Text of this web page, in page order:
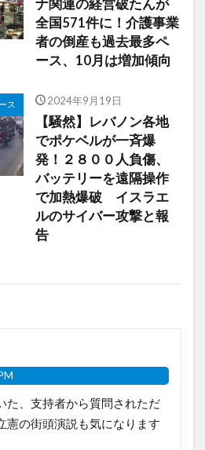
ナ関連の経営破たんが
全国571件に！介護事業
者の倒産も過去最多ペ
ース、10月は増加傾向
ス 2024年9月19日
【騒然】レバノン各地
でポケベルが一斉爆
発！２８００人負傷、
バッテリーを遠隔操作
で加熱爆破 イスラエ
ルのサイバー攻撃と報
告
た、支持者から質問されただ
憲の街頭演説も気になります